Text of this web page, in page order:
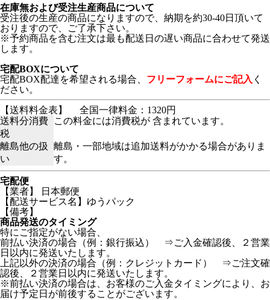
在庫無および受注生産商品について
受注後の生産の商品になりますので、納期を約30-40日頂いて
おりますので、ご了承下さい。
※予約商品を含む注文は最も配送日の遅い商品に合わせて発送
します。
宅配BOXについて
宅配BOX配達を希望される場合、 フリーフォームにご記入 く
ださい。
【送料料金表】
全国一律料金：1320円
送料分消費
税
この料金には消費税が 含まれています。
離島他の扱
い
離島・一部地域は追加送料がかかる場合がありま
す。
宅配便
【業者】 日本郵便
【配送サービス名】ゆうパック
【備考】
商品発送のタイミング
特にご指定がない場合、
前払い決済の場合（例：銀行振込） ⇒ご入金確認後、２営業
日以内に発送いたします。
上記以外の決済の場合（例：クレジットカード） ⇒ご注文確
認後、２営業日以内に発送いたします。
※前払い決済の場合は、お客様のご入金タイミングにより、お
届け予定日が前後することがございます。